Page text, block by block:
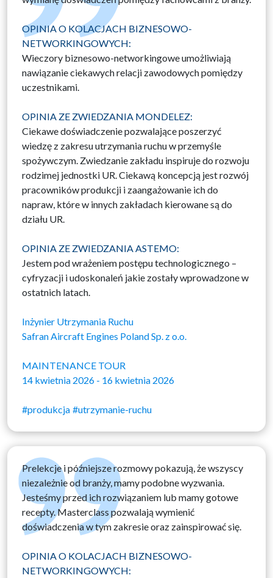
OPINIA O KOLACJACH BIZNESOWO-
NETWORKINGOWYCH:
Wieczory biznesowo-networkingowe umożliwiają
nawiązanie ciekawych relacji zawodowych pomiędzy
uczestnikami.
OPINIA ZE ZWIEDZANIA MONDELEZ:
Ciekawe doświadczenie pozwalające poszerzyć
wiedzę z zakresu utrzymania ruchu w przemyśle
spożywczym. Zwiedzanie zakładu inspiruje do rozwoju
rodzimej jednostki UR. Ciekawą koncepcją jest rozwój
pracowników produkcji i zaangażowanie ich do
napraw, które w innych zakładach kierowane są do
działu UR.
OPINIA ZE ZWIEDZANIA ASTEMO:
Jestem pod wrażeniem postępu technologicznego –
cyfryzacji i udoskonaleń jakie zostały wprowadzone w
ostatnich latach.
Inżynier Utrzymania Ruchu
Safran Aircraft Engines Poland Sp. z o.o.
MAINTENANCE TOUR
14 kwietnia 2026 - 16 kwietnia 2026
#produkcja #utrzymanie-ruchu
Prelekcje i późniejsze rozmowy pokazują, że wszyscy
niezależnie od branży, mamy podobne wyzwania.
Jesteśmy przed ich rozwiązaniem lub mamy gotowe
recepty. Masterclass pozwalają wymienić
doświadczenia w tym zakresie oraz zainspirować się.
OPINIA O KOLACJACH BIZNESOWO-
NETWORKINGOWYCH: